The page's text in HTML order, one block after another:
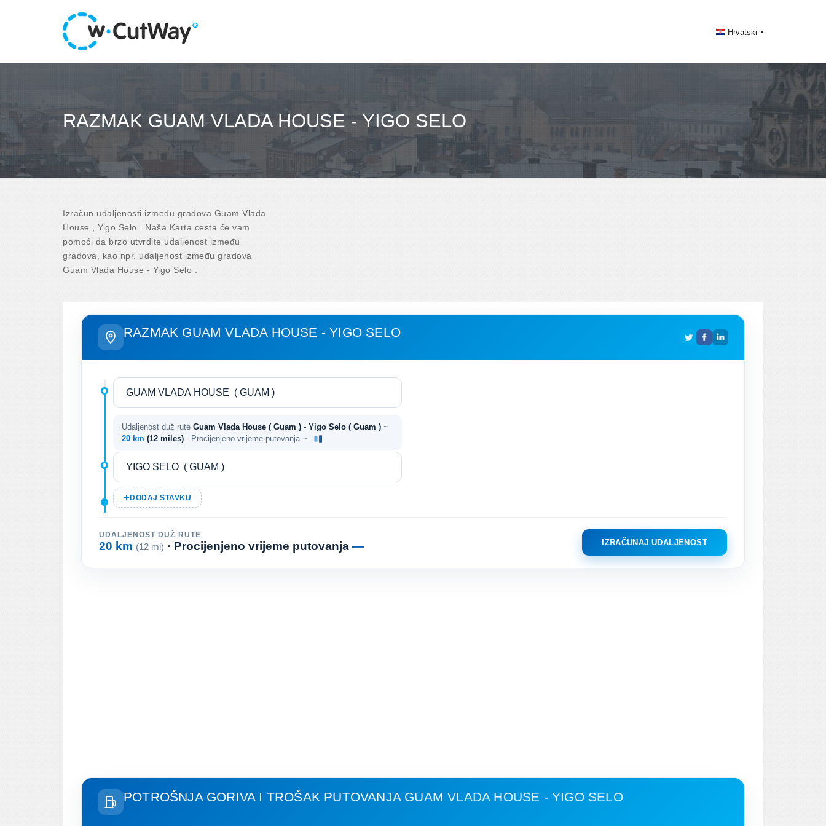
Hrvatski
RAZMAK GUAM VLADA HOUSE - YIGO SELO
Izračun udaljenosti između gradova Guam Vlada
House , Yigo Selo . Naša Karta cesta će vam
pomoći da brzo utvrdite udaljenost između
gradova, kao npr. udaljenost između gradova
Guam Vlada House - Yigo Selo .
RAZMAK GUAM VLADA HOUSE - YIGO SELO
Udaljenost duž rute Guam Vlada House ( Guam ) - Yigo Selo ( Guam ) ~
20 km (12 miles) . Procijenjeno vrijeme putovanja ~
DODAJ STAVKU
UDALJENOST DUŽ RUTE
20 km (12 mi) · Procijenjeno vrijeme putovanja — IZRAČUNAJ UDALJENOST
POTROŠNJA GORIVA I TROŠAK PUTOVANJA GUAM VLADA HOUSE - YIGO SELO